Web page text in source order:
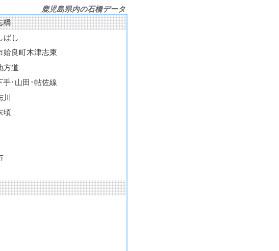
鹿児島県内の石橋データ
橋
ばし
姶良町木津志東
方道
手･山田･帖佐線
頃